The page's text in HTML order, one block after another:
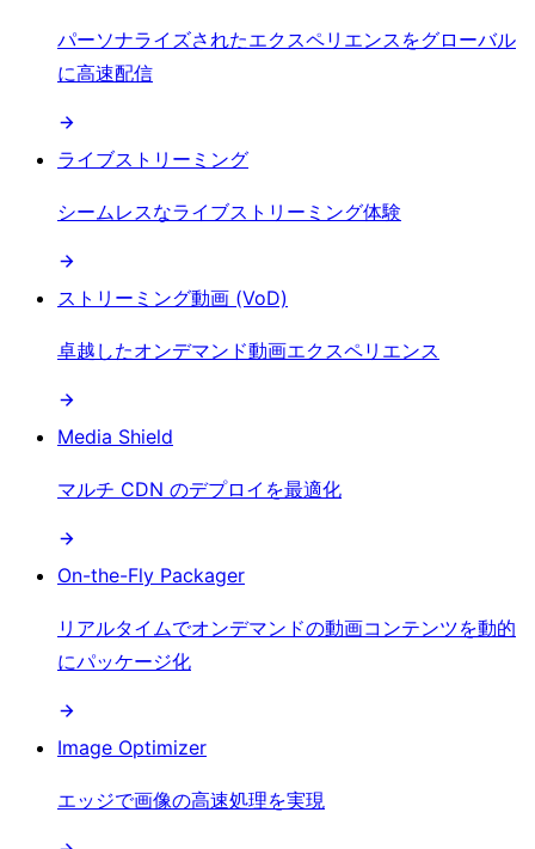
パーソナライズされたエクスペリエンスをグローバル
に高速配信
ライブストリーミング
シームレスなライブストリーミング体験
ストリーミング動画 (VoD)
卓越したオンデマンド動画エクスペリエンス
Media Shield
マルチ CDN のデプロイを最適化
On-the-Fly Packager
リアルタイムでオンデマンドの動画コンテンツを動的
にパッケージ化
Image Optimizer
エッジで画像の高速処理を実現